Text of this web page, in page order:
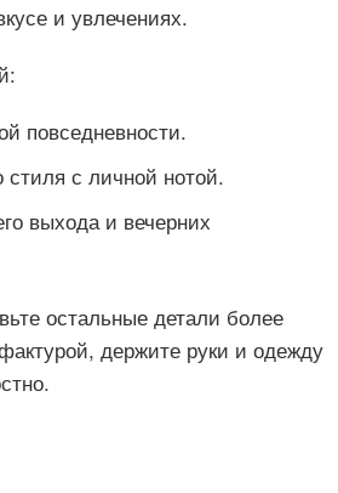
и увлечениях.
повседневности.
с личной нотой.
выхода и вечерних
остальные детали более
держите руки и одежду